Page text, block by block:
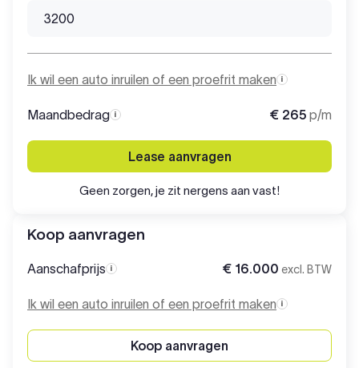
Ik wil een auto inruilen of een proefrit maken
Maandbedrag Maandbedrag € 265 p/m
Lease aanvragen
Geen zorgen, je zit nergens aan vast!
Koop aanvragen
Aanschafprijs Aanschafprijs € 16.000 excl. BTW
Ik wil een auto inruilen of een proefrit maken
Koop aanvragen